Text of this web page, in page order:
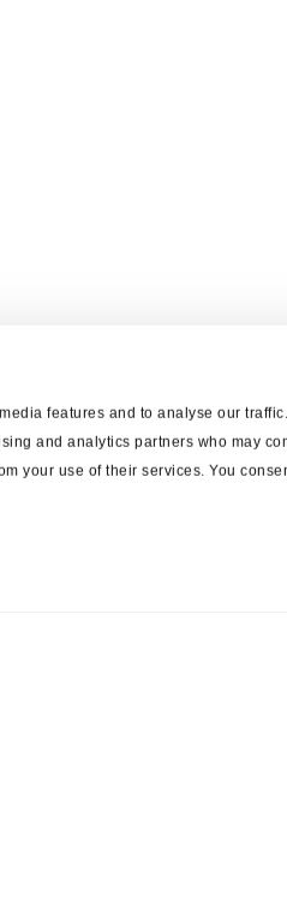
features and to analyse our
and analytics partners who may
your use of their services. You